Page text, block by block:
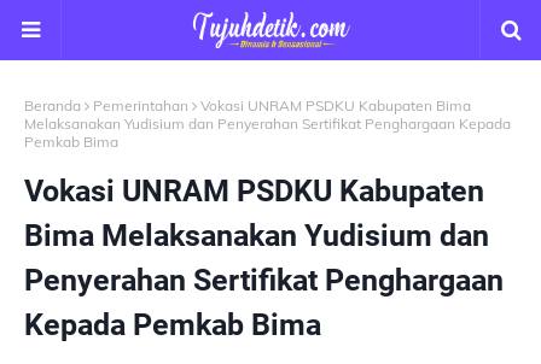
Beranda Pemerintahan
Vokasi UNRAM PSDKU Kabupaten Bima
Melaksanakan Yudisium dan Penyerahan Sertifikat Penghargaan Kepada
Pemkab Bima
Vokasi UNRAM PSDKU Kabupaten
Bima Melaksanakan Yudisium dan
Penyerahan Sertifikat Penghargaan
Kepada Pemkab Bima